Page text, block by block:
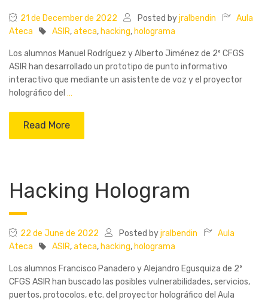
21 de December de 2022 Posted byjralbendin
Aula
Ateca
ASIR,ateca, hacking, holograma
Los alumnos Manuel Rodríguez y Alberto Jiménez de 2º CFGS
ASIR han desarrollado un prototipo de punto informativo
interactivo que mediante un asistente de voz y el proyector
holográfico del …
Read More
Hacking Hologram
22 de June de 2022 Posted byjralbendin
Aula
Ateca
ASIR,ateca, hacking, holograma
Los alumnos Francisco Panadero y Alejandro Egusquiza de 2º
CFGS ASIR han buscado las posibles vulnerabilidades, servicios,
puertos, protocolos, etc. del proyector holográfico del Aula